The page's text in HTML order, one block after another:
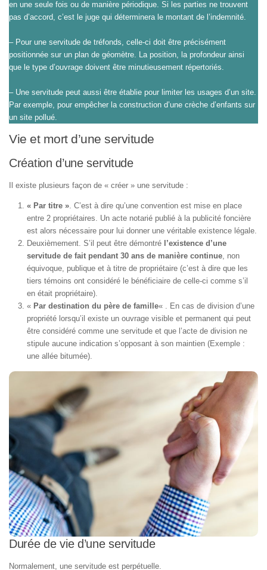
en une seule fois ou de manière périodique. Si les parties ne trouvent
pas d’accord, c’est le juge qui déterminera le montant de l’indemnité.
– Pour une servitude de tréfonds, celle-ci doit être précisément
positionnée sur un plan de géomètre. La position, la profondeur ainsi
que le type d’ouvrage doivent être minutieusement répertoriés.
– Une servitude peut aussi être établie pour limiter les usages d’un site.
Par exemple, pour empêcher la construction d’une crèche d’enfants sur
un site pollué.
Vie et mort d’une servitude
Création d’une servitude
Il existe plusieurs façon de « créer » une servitude :
« Par titre ». C’est à dire qu’une convention est mise en place
entre 2 propriétaires. Un acte notarié publié à la publicité foncière
est alors nécessaire pour lui donner une véritable existence légale.
Deuxièmement. S’il peut être démontré l’existence d’une
servitude de fait pendant 30 ans de manière continue, non
équivoque, publique et à titre de propriétaire (c’est à dire que les
tiers témoins ont considéré le bénéficiaire de celle-ci comme s’il
en était propriétaire).
« Par destination du père de famille« . En cas de division d’une
propriété lorsqu’il existe un ouvrage visible et permanent qui peut
être considéré comme une servitude et que l’acte de division ne
stipule aucune indication s’opposant à son maintien (Exemple :
une allée bitumée).
Durée de vie d’une servitude
Normalement, une servitude est perpétuelle.